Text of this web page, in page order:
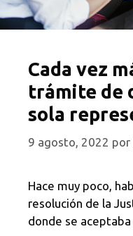
Cada vez
trámite de
sola
9 agosto, 2022 por
Hace muy poco,
resolución de la
donde se